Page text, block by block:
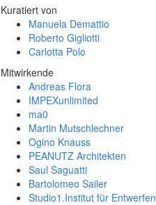
Kuratiert von
Manuela Demattio
Roberto Gigliotti
Carlotta Polo
Mitwirkende
Andreas Flora
IMPEXunlimited
ma0
Martin Mutschlechner
Ogino Knauss
PEANUTZ Architekten
Saul Saguatti
Bartolomeo Sailer
Studio1.Institut für Entwerfen